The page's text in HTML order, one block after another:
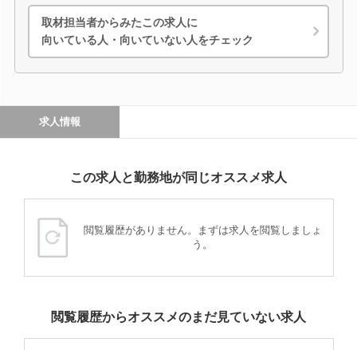
取材担当者からみたこの求人に
向いている人・向いていない人をチェック
求人情報
この求人と勤務地が同じオススメ求人
閲覧履歴がありません。まずは求人を閲覧しましょ
う。
閲覧履歴からオススメのまだ見ていない求人